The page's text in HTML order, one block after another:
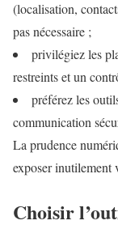
(localisation,
pas nécessaire ;
privilégiez les
restreints et un
préférez les
communication
La prudence
exposer inutilement
Choisir